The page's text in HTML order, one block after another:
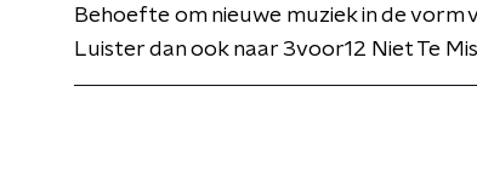
Behoefte om nieuwe muziek in de vorm
Luister dan ook naar 3voor12 Niet Te